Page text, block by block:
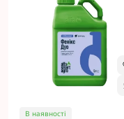
В наявності